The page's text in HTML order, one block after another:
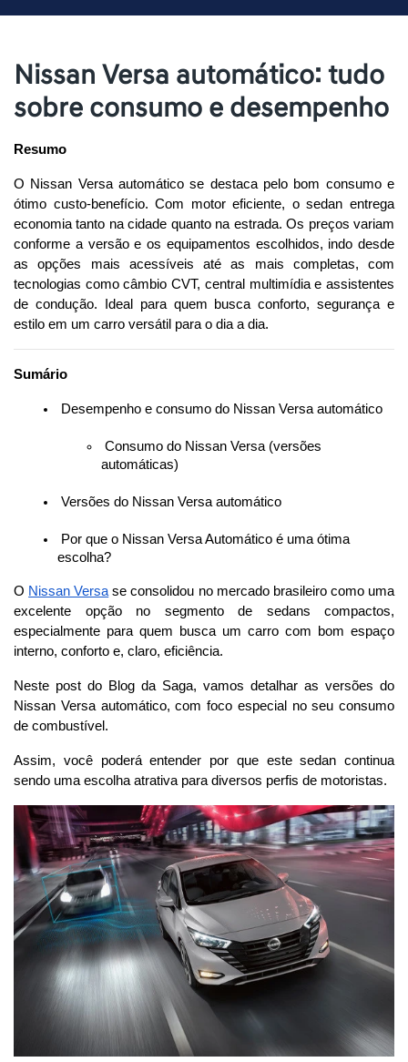
Nissan Versa automático: tudo
sobre consumo e desempenho
Resumo
O Nissan Versa automático se destaca pelo bom consumo e
ótimo custo-benefício. Com motor eficiente, o sedan entrega
economia tanto na cidade quanto na estrada. Os preços variam
conforme a versão e os equipamentos escolhidos, indo desde
as opções mais acessíveis até as mais completas, com
tecnologias como câmbio CVT, central multimídia e assistentes
de condução. Ideal para quem busca conforto, segurança e
estilo em um carro versátil para o dia a dia.
Sumário
Desempenho e consumo do Nissan Versa automático
Consumo do Nissan Versa (versões
automáticas)
Versões do Nissan Versa automático
Por que o Nissan Versa Automático é uma ótima
escolha?
O Nissan Versa se consolidou no mercado brasileiro como uma
excelente opção no segmento de sedans compactos,
especialmente para quem busca um carro com bom espaço
interno, conforto e, claro, eficiência.
Neste post do Blog da Saga, vamos detalhar as versões do
Nissan Versa automático, com foco especial no seu consumo
de combustível.
Assim, você poderá entender por que este sedan continua
sendo uma escolha atrativa para diversos perfis de motoristas.